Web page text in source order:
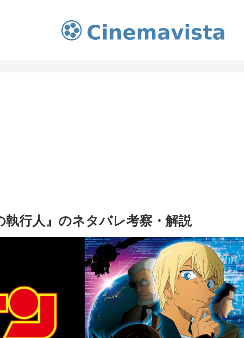
行人』のネタバレ考察・解説